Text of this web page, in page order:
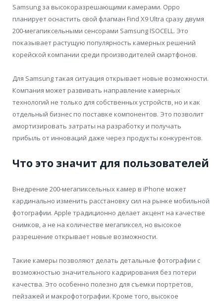
Samsung за высокоразрешающими камерами. Oppo
планирует оснастить свой флагман Find X9 Ultra сразу двумя
200-мегапиксельными сенсорами Samsung ISOCELL. Это
показывает растущую популярность камерных решений
корейской компании среди производителей смартфонов.
Для Samsung такая ситуация открывает новые возможности.
Компания может развивать направление камерных
технологий не только для собственных устройств, но и как
отдельный бизнес по поставке компонентов. Это позволит
амортизировать затраты на разработку и получать
прибыль от инноваций даже через продукты конкурентов.
Что это значит для пользователей
Внедрение 200-мегапиксельных камер в iPhone может
кардинально изменить расстановку сил на рынке мобильной
фотографии. Apple традиционно делает акцент на качестве
снимков, а не на количестве мегапиксел, но высокое
разрешение открывает новые возможности.
Такие камеры позволяют делать детальные фотографии с
возможностью значительного кадрирования без потери
качества. Это особенно полезно для съемки портретов,
пейзажей и макрофотографии. Кроме того, высокое